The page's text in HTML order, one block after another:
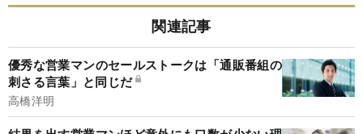
関連記事
優秀な営業マンのセールストークは「通販番組の
刺さる言葉」と同じだ
高橋洋明